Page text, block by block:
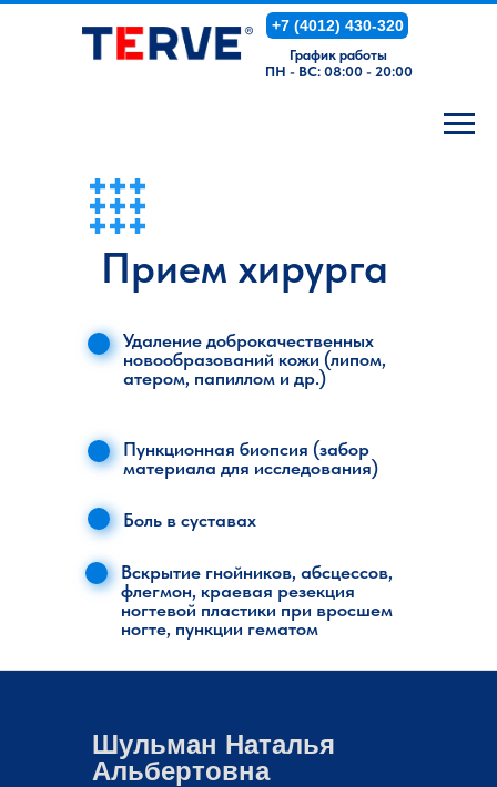
График работы
ПН - ВС: 08:00 - 20:00
+7 (4012) 430-320
Прием хирурга
Удаление доброкачественных
новообразований кожи (липом,
атером, папиллом и др.)
Пункционная биопсия (забор
материала для исследования)
Боль в суставах
Вскрытие гнойников, абсцессов,
флегмон, краевая резекция
ногтевой пластики при вросшем
ногте, пункции гематом
Шульман Наталья
Альбертовна